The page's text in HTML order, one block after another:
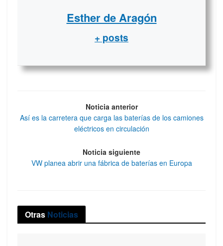
Esther de Aragón
+ posts
Noticia anterior
Así es la carretera que carga las baterías de los camiones
eléctricos en circulación
Noticia siguiente
VW planea abrir una fábrica de baterías en Europa
Otras Noticias